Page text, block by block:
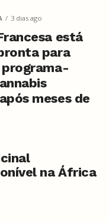
3 dias ago
está
para
programa-
meses de
na África